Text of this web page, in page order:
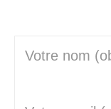
Votre nom